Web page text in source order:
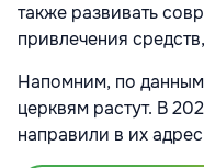
также развивать
привлечения
Напомним, по
церквям растут. В
направили в их